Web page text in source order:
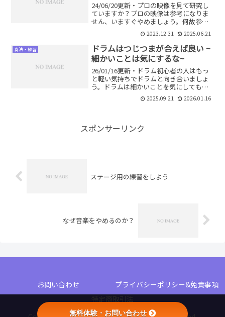
24/06/20更新・プロの映像を見て研究し
ていますか？プロの映像は参考になりま
せん、いますぐやめましょう。何故参考
にならないのか、どうすればいいのか。
詳しく解説します。プロの映像との向き
合い方がわかります。
2023.12.31 2025.06.21
奏法・練習
ドラムはつじつまが合えば良い ~
細かいことは気にするな~
26/01/16更新・ドラム初心者の人はもっ
と軽い気持ちでドラムと向き合いましょ
う。ドラムは細かいことを気にしてもし
ょうがないんです。ミスはミスではあり
ません。詳しく解説します。
2025.09.21 2026.01.16
スポンサーリンク
ステージ用の練習をしよう
なぜ音楽をやめるのか？
お問い合わせ
プライバシーポリシー&免責事項
無料体験・お問い合わせ